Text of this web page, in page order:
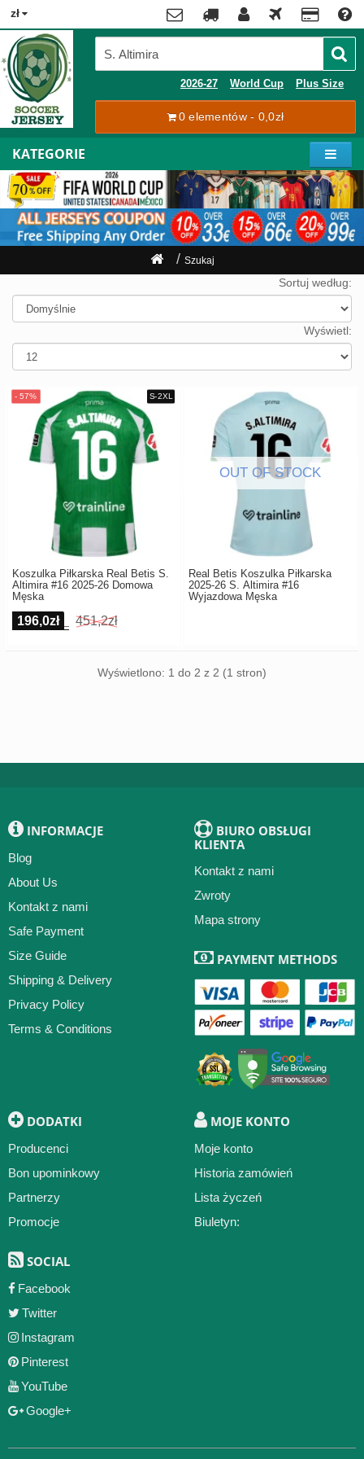
zł
Contact
Tracking
Moje
konto
Rejestracja
się
Shipping
Payment
Koszyk
Zamówienie
2026-27 World Cup Plus Size
0 elementów - 0,0zł
x
KATEGORIE
Premier
League
La
Liga
Bundesliga
Serie
A
Ligue
1
Pilkarze
Mistrzostwa
Świata
2026
Europe
UEFA
CONMEBOL
Other
Teams
Retro
Dzieci
Damska
Szukaj
Sortuj według:
Wyświetl:
Koszulka Piłkarska Real Betis S.
Altimira #16 2025-26 Domowa
Męska
196,0zł 451,2zł
Real Betis Koszulka Piłkarska
2025-26 S. Altimira #16
Wyjazdowa Męska
Wyświetlono: 1 do 2 z 2 (1 stron)
INFORMACJE
Blog
About Us
Kontakt z nami
Safe Payment
Size Guide
Shipping & Delivery
Privacy Policy
Terms & Conditions
BIURO OBSŁUGI
KLIENTA
Kontakt z nami
Zwroty
Mapa strony
PAYMENT METHODS
DODATKI
Producenci
Bon upominkowy
Partnerzy
Promocje
MOJE KONTO
Moje konto
Historia zamówień
Lista życzeń
Biuletyn:
SOCIAL
Facebook
Twitter
Instagram
Pinterest
YouTube
Google+